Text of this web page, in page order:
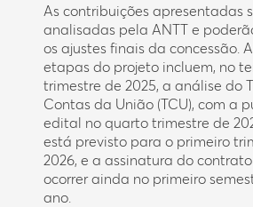
As contribuições apresentadas
analisadas pela ANTT e
os ajustes finais da concessão.
etapas do projeto incluem, no
trimestre de 2025, a análise do
Contas da União (TCU), com a
edital no quarto trimestre de
está previsto para o primeiro
2026, e a assinatura do
ocorrer ainda no primeiro
ano.